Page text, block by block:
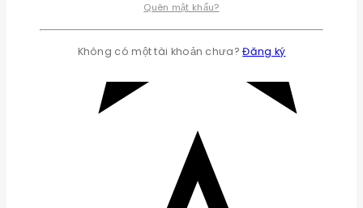
Quên mật khẩu?
Không có một tài khoản chưa?Đăng ký